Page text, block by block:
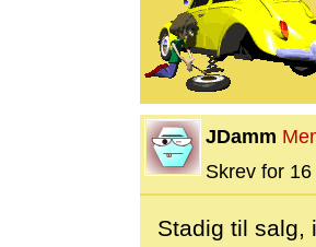
JDamm
Skrev for
Stadig til salg,